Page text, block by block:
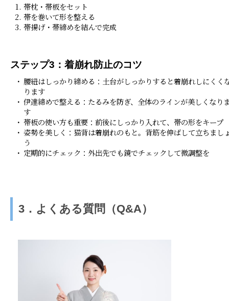
帯枕・帯板をセット
帯を巻いて形を整える
帯揚げ・帯締めを結んで完成
ステップ3：着崩れ防止のコツ
腰紐はしっかり締める：土台がしっかりすると着崩れしにくく
ります
伊達締めで整える：たるみを防ぎ、全体のラインが美しくなり
す
帯板の使い方も重要：前後にしっかり入れて、帯の形をキープ
姿勢を美しく：猫背は着崩れのもと。背筋を伸ばして立ちまし
う
定期的にチェック：外出先でも鏡でチェックして微調整を
3．よくある質問（Q&A）